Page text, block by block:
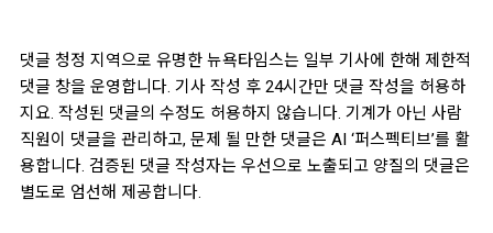
댓글 청정 지역으로 유명한 뉴욕타임스는 일부 기사에 한해 제한적
댓글 창을 운영합니다. 기사 작성 후 24시간만 댓글 작성을 허용하
지요. 작성된 댓글의 수정도 허용하지 않습니다. 기계가 아닌 사람
직원이 댓글을 관리하고, 문제 될 만한 댓글은 AI ‘퍼스펙티브’를 활
용합니다. 검증된 댓글 작성자는 우선으로 노출되고 양질의 댓글은
별도로 엄선해 제공합니다.